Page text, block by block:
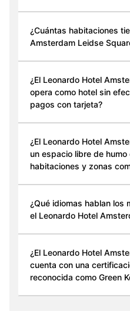
¿Cuántas habitaciones
Amsterdam Leidse
¿El Leonardo Hotel
opera como hotel sin
pagos con tarjeta?
¿El Leonardo Hotel
un espacio libre de humo
habitaciones y zonas
¿Qué idiomas hablan los
el Leonardo Hotel
¿El Leonardo Hotel
cuenta con una
reconocida como Green